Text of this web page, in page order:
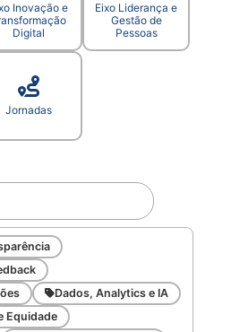
Inovação e
Digital
Eixo Liderança e
Gestão de
Pessoas
Jornadas
Dados, Analytics e IA
Equidade